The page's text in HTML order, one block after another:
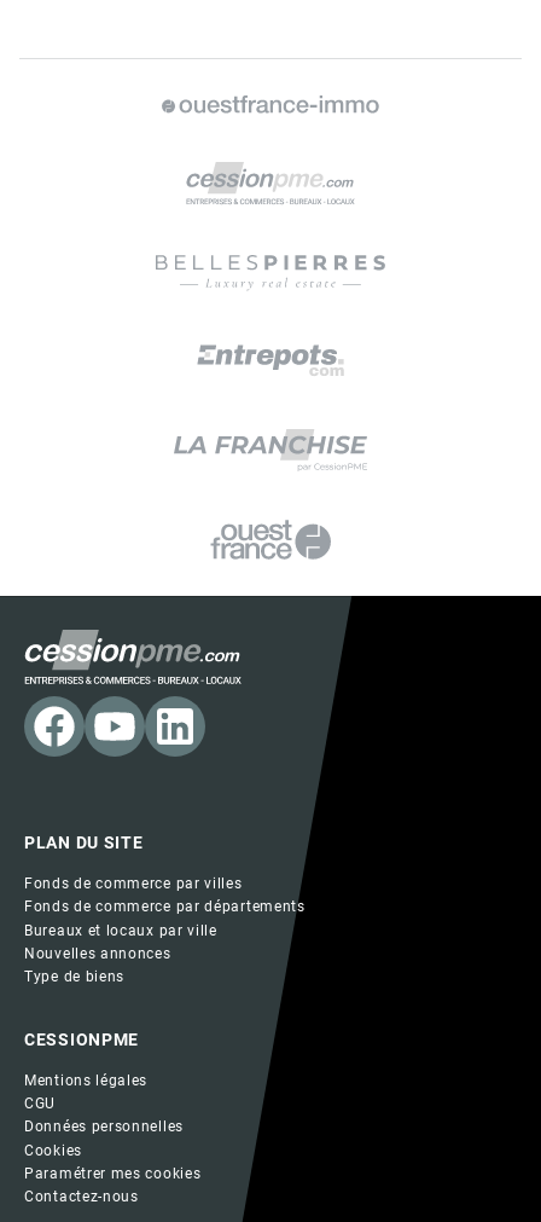
PLAN DU SITE
Fonds de commerce par villes
Fonds de commerce par départements
Bureaux et locaux par ville
Nouvelles annonces
Type de biens
CESSIONPME
Mentions légales
CGU
Données personnelles
Cookies
Paramétrer mes cookies
Contactez-nous